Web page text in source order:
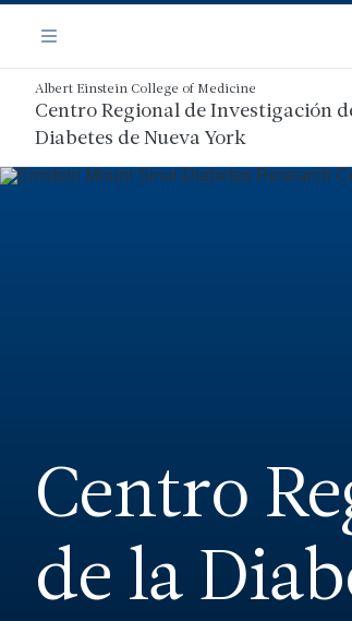
contenido
principal
Navegación
Menú
Albert Einstein College of Medicine
Centro Regional de Investigación
Diabetes de Nueva York
Centro
de la